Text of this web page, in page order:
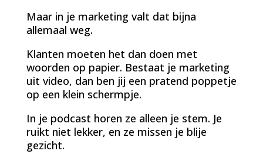
Maar in je marketing valt dat bijna
allemaal weg.
Klanten moeten het dan doen met
woorden op papier. Bestaat je marketing
uit video, dan ben jij een pratend poppetje
op een klein schermpje.
In je podcast horen ze alleen je stem. Je
ruikt niet lekker, en ze missen je blije
gezicht.